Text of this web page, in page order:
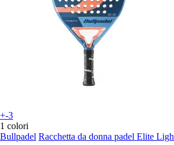
+-3
1 colori
Bullpadel Racchetta da donna padel Elite